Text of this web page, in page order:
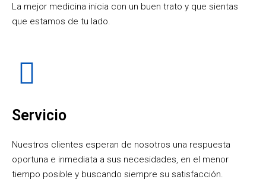
La mejor medicina inicia con un buen trato y que sientas
que estamos de tu lado.
Servicio
Nuestros clientes esperan de nosotros una respuesta
oportuna e inmediata a sus necesidades, en el menor
tiempo posible y buscando siempre su satisfacción.